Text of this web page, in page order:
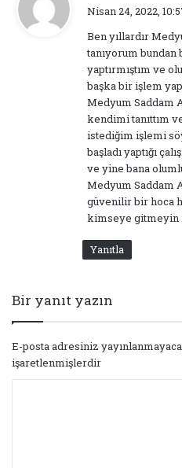
Nisan 24, 2022,
Ben yıllardır
tanıyorum
yaptırmıştım ve
başka bir işlem
Medyum Saddam
kendimi tanıttım
istediğim işlemi
başladı yaptığı
ve yine bana
Medyum Saddam
güvenilir bir hoca
kimseye gitmeyin
Yanıtla
Bir yanıt yazın
E-posta adresiniz
işaretlenmişlerdir